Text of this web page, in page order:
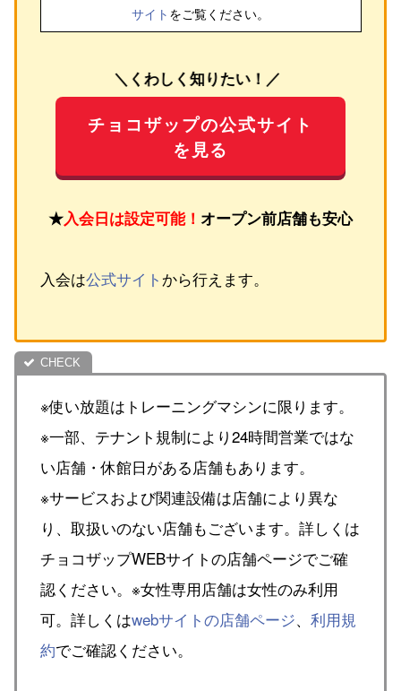
サイト をご覧ください。
＼くわしく知りたい！／
チョコザップの公式サイト
を見る
★入会日は設定可能！ オープン前店舗も安心
入会は公式サイト から行えます。
※使い放題はトレーニングマシンに限ります。
※一部、テナント規制により24時間営業ではな
い店舗・休館日がある店舗もあります。
※サービスおよび関連設備は店舗により異な
り、取扱いのない店舗もございます。詳しくは
チョコザップWEBサイトの店舗ページでご確
認ください。※女性専用店舗は女性のみ利用
可。詳しくはwebサイトの店舗ページ、 利用規
約でご確認ください。